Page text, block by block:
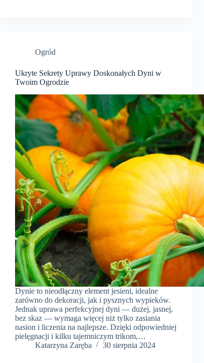
Ogród
Ukryte Sekrety Uprawy Doskonałych Dyni w
Twoim Ogrodzie
Dynie to nieodłączny element jesieni, idealne
zarówno do dekoracji, jak i pysznych wypieków.
Jednak uprawa perfekcyjnej dyni — dużej, jasnej,
bez skaz — wymaga więcej niż tylko zasiania
nasion i liczenia na najlepsze. Dzięki odpowiedniej
pielęgnacji i kilku tajemniczym trikom,…
Katarzyna Zaręba
30 sierpnia 2024